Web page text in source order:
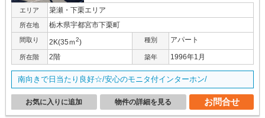
エリア 簗瀬・下栗エリア
所在地 栃木県宇都宮市下栗町
間取り 2K(35ｍ2) 種別 アパート
所在階 2階 築年 1996年1月
南向きで日当たり良好☆/安心のモニタ付インターホン/
お問合せ
物件の詳細を見る
お気に入りに追加